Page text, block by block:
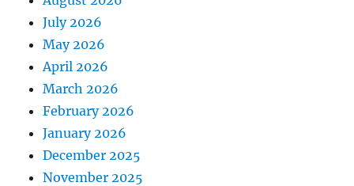
July 2026
May 2026
April 2026
March 2026
February 2026
January 2026
December 2025
November 2025